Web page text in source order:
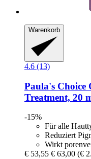
Warenkorb
4.6 (13)
Paula's Choice
Treatment, 20
-15%
Für alle
Reduziert
Wirkt
€ 53,55 € 63,00 (€